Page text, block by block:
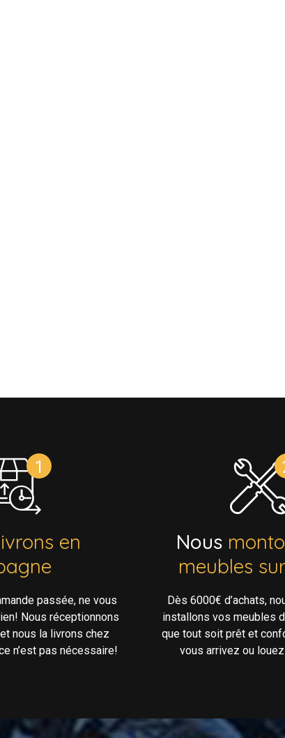
en
passée, ne vous
Nous réceptionnons
nous la livrons chez
n’est pas nécessaire!
Nous
meubles
Dès 6000€ d’achats,
installons vos meubles
que tout soit prêt et
vous arrivez ou